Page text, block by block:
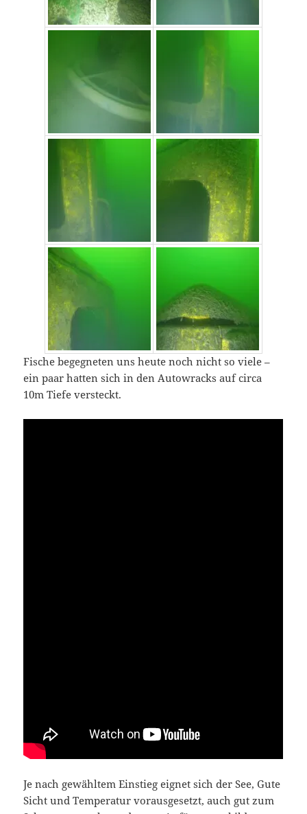
Fische begegneten uns heute noch nicht so viele –
ein paar hatten sich in den Autowracks auf circa
10m Tiefe versteckt.
Je nach gewähltem Einstieg eignet sich der See, Gute
Sicht und Temperatur vorausgesetzt, auch gut zum